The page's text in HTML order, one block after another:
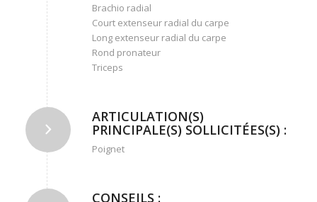
Brachio radial
Court extenseur radial du carpe
Long extenseur radial du carpe
Rond pronateur
Triceps
ARTICULATION(S)
PRINCIPALE(S) SOLLICITÉES(S) :
Poignet
CONSEILS :